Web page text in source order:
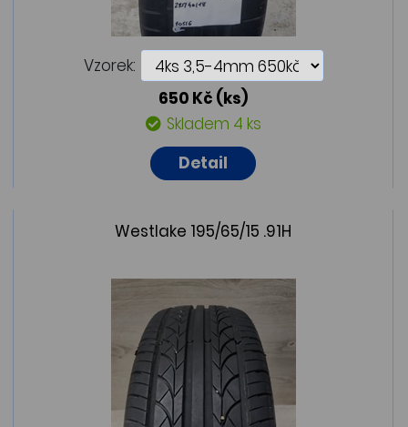
Vzorek:
650 Kč (ks)
Skladem 4 ks
Detail
Westlake 195/65/15 .91H